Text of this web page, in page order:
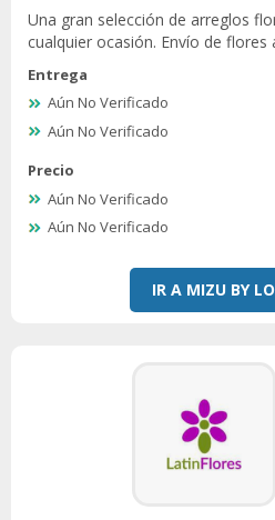
Una gran selección de arreglos
cualquier ocasión. Envío de flores
Entrega
Aún No Verificado
Aún No Verificado
Precio
Aún No Verificado
Aún No Verificado
IR A MIZU BY